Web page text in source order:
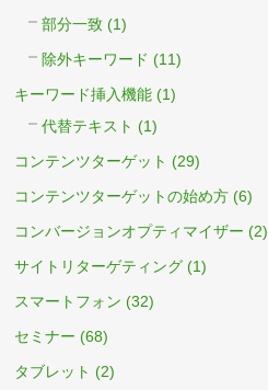
部分一致 (1)
除外キーワード (11)
キーワード挿入機能 (1)
代替テキスト (1)
コンテンツターゲット (29)
コンテンツターゲットの始め方 (6)
コンバージョンオプティマイザー (2)
サイトリターゲティング (1)
スマートフォン (32)
セミナー (68)
タブレット (2)